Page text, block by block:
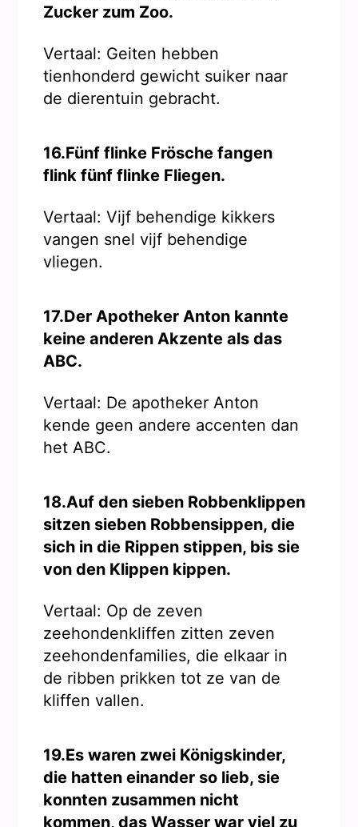
Zucker zum Zoo.
Vertaal: Geiten hebben
tienhonderd gewicht suiker naar
de dierentuin gebracht.
16.Fünf flinke Frösche fangen
flink fünf flinke Fliegen.
Vertaal: Vijf behendige kikkers
vangen snel vijf behendige
vliegen.
17.Der Apotheker Anton kannte
keine anderen Akzente als das
ABC.
Vertaal: De apotheker Anton
kende geen andere accenten dan
het ABC.
18.Auf den sieben Robbenklippen
sitzen sieben Robbensippen, die
sich in die Rippen stippen, bis sie
von den Klippen kippen.
Vertaal: Op de zeven
zeehondenkliffen zitten zeven
zeehondenfamilies, die elkaar in
de ribben prikken tot ze van de
kliffen vallen.
19.Es waren zwei Königskinder,
die hatten einander so lieb, sie
konnten zusammen nicht
kommen, das Wasser war viel zu